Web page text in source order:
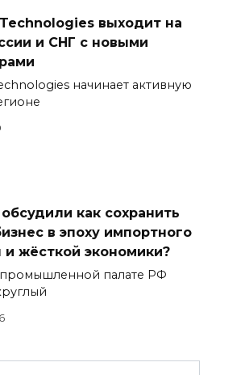
выходит на
и СНГ с новыми
начинает активную
как сохранить
в эпоху импортного
и жёсткой экономики?
палате РФ